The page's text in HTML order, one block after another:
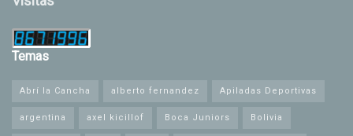
Temas
Abrí la Cancha alberto fernandez Apiladas Deportivas
argentina axel kicillof Boca Juniors Bolivia